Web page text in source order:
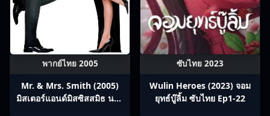
พากย์ไทย 2005
Mr. & Mrs. Smith (2005)
มิสเตอร์แอนด์มิสซิสสมิธ นาย
ซับไทย 2023
Wulin Heroes (2023) จอม
ยุทธ์บู๊ลิ้ม ซับไทย Ep1-22